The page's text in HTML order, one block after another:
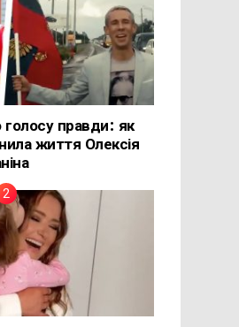
правди: як
життя Олексія